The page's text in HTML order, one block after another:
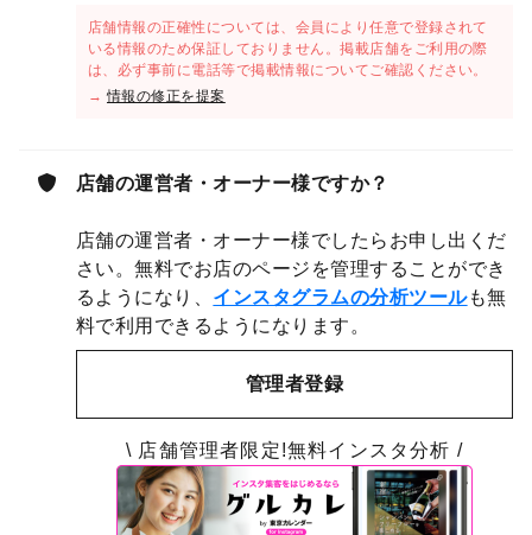
店舗情報の正確性については、会員により任意で登録されて
いる情報のため保証しておりません。掲載店舗をご利用の際
は、必ず事前に電話等で掲載情報についてご確認ください。
→情報の修正を提案
店舗の運営者・オーナー様ですか？
店舗の運営者・オーナー様でしたらお申し出くだ
さい。無料でお店のページを管理することができ
るようになり、 インスタグラムの分析ツールも無
料で利用できるようになります。
管理者登録
\ 店舗管理者限定!無料インスタ分析 /